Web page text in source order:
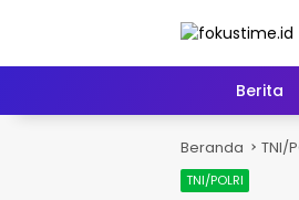
HomeBerita
Beranda TNI/
TNI/POLRI